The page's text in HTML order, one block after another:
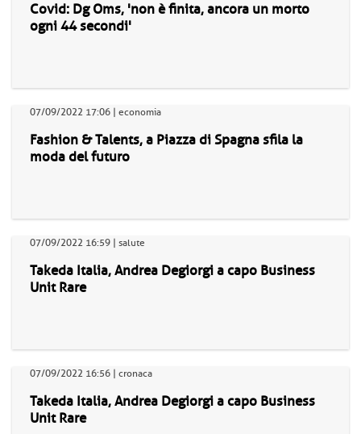
Covid: Dg Oms, 'non è finita, ancora un morto
ogni 44 secondi'
07/09/2022 17:06 | economia
Fashion & Talents, a Piazza di Spagna sfila la
moda del futuro
07/09/2022 16:59 | salute
Takeda Italia, Andrea Degiorgi a capo Business
Unit Rare
07/09/2022 16:56 | cronaca
Takeda Italia, Andrea Degiorgi a capo Business
Unit Rare